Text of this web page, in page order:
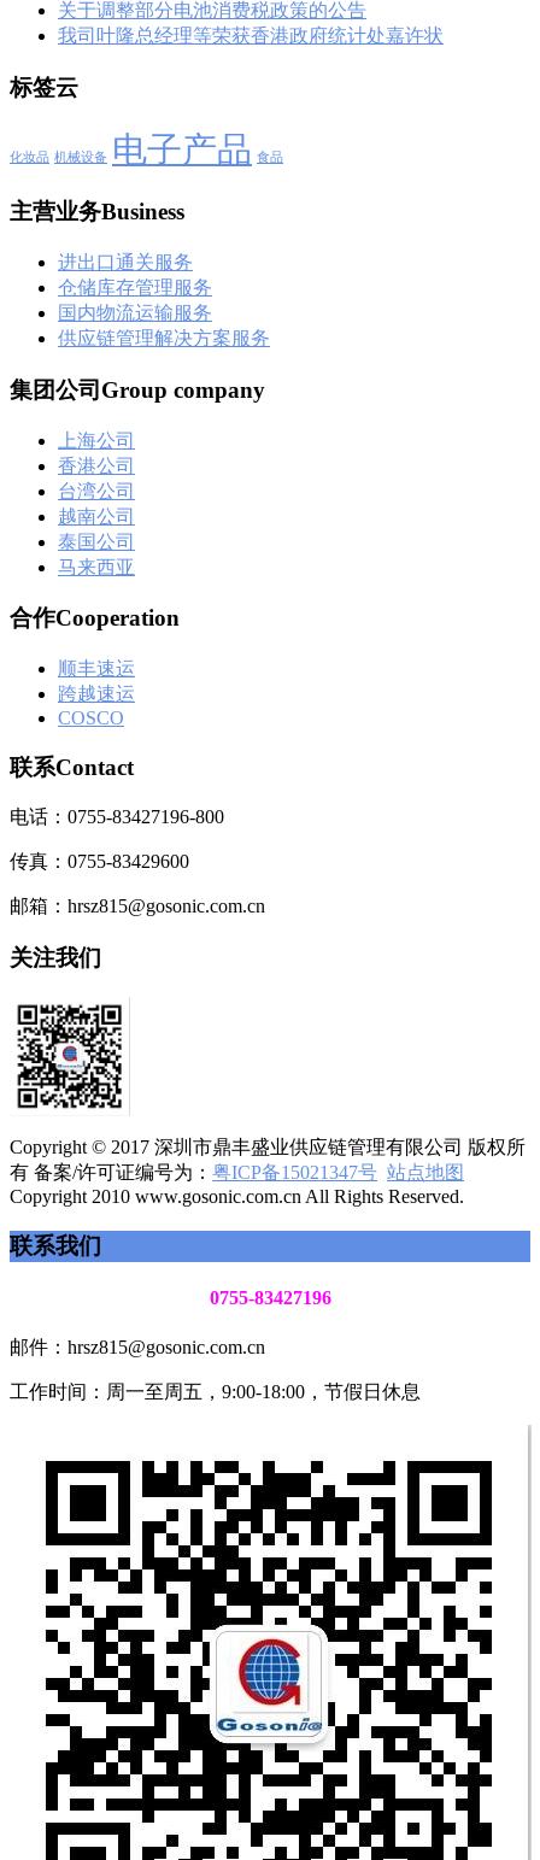
关于调整部分电池消费税政策的公告
我司叶隆总经理等荣获香港政府统计处嘉许状
标签云
化妆品 机械设备 电子产品 食品
主营业务Business
进出口通关服务
仓储库存管理服务
国内物流运输服务
供应链管理解决方案服务
集团公司Group company
上海公司
香港公司
台湾公司
越南公司
泰国公司
马来西亚
合作Cooperation
顺丰速运
跨越速运
COSCO
联系Contact
电话：0755-83427196-800
传真：0755-83429600
邮箱：hrsz815@gosonic.com.cn
关注我们
Copyright © 2017 深圳市鼎丰盛业供应链管理有限公司 版权所
有 备案/许可证编号为： 粤ICP备15021347号 站点地图
Copyright 2010 www.gosonic.com.cn All Rights Reserved.
联系我们
0755-83427196
邮件：hrsz815@gosonic.com.cn
工作时间：周一至周五，9:00-18:00，节假日休息